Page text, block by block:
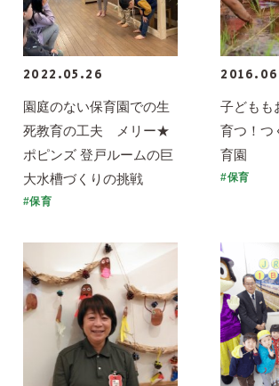
2022.05.26
園庭のない保育園での生
死教育の工夫 メリー★
ポピンズ 登戸ルームの巨
大水槽づくりの挑戦
#保育
子どもも
育つ！つ
育園
#保育